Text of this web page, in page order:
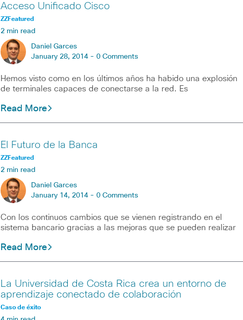
Acceso Unificado Cisco
ZZFeatured
2 min read
Daniel Garces
January 28, 2014 - 0 Comments
Hemos visto como en los últimos años ha habido una explosión
de terminales capaces de conectarse a la red. Es
Read More
El Futuro de la Banca
ZZFeatured
2 min read
Daniel Garces
January 14, 2014 - 0 Comments
Con los continuos cambios que se vienen registrando en el
sistema bancario gracias a las mejoras que se pueden realizar
Read More
La Universidad de Costa Rica crea un entorno de
aprendizaje conectado de colaboración
Caso de éxito